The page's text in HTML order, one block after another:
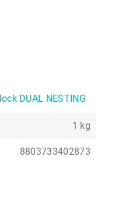
DUAL NESTING
1 kg
8803733402873